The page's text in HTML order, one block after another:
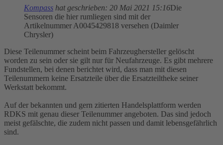
Kompass hat geschrieben: 20 Mai 2021 15:16Die
Sensoren die hier rumliegen sind mit der
Artikelnummer A0045429818 versehen (Daimler
Chrysler)
Diese Teilenummer scheint beim Fahrzeughersteller gelöscht
worden zu sein oder sie gilt nur für Neufahrzeuge. Es gibt mehrere
Fundstellen, bei denen berichtet wird, dass man mit diesen
Teilenummern keine Ersatzteile über die Ersatzteiltheke seiner
Werkstatt bekommt.
Auf der bekannten und gern zitierten Handelsplattform werden
RDKS mit genau dieser Teilenummer angeboten. Das sind jedoch
meist gefälschte, die zudem nicht passen und damit lebensgefährlich
sind.